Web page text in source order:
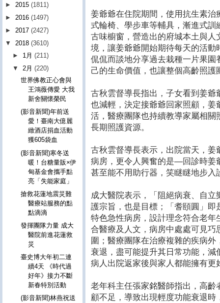
姜爺爺在住院期間，使用抗生素
式輪椅、學步車等輔具，漸進式
古味櫥窗，營造出的府城本土與
境，讓姜爺爺開始期待每天的活
侃侃而談地分享過去栽種一片果
己的生命價值，也讓整個高齡照護
古秋雲督導長指出，子女看到姜
也減輕，決定接爺爺回家照顧，
活，醫療團隊也持續教導家屬相
長期照護資源。
古秋雲督導長表示，出院當天，
病房，更令人興奮的是—回診時姜
甚至能不用助行器，笑瞇瞇地步入
成大醫院表示，「阻絕病衰、自
護宗旨，也是目標；「耆頤圓」
特色急性病房，設計理念符合老
合醫療及人文，病房中處處可見
圍；醫療團隊在治療複雜的疾病
衰退，盡可能提升其日常功能，
病人出院返家後與家人都能擁有更
老年科主任張家銘醫師指出，高
顧不足，導致出現輕度功能衰退
► 2015 (1811)
► 2016 (1497)
► 2017 (2427)
▼ 2018 (3610)
► 1月(211)
▼ 2月(220)
世界佛教正心會與
王鴻薇傳愛 大我
新舍關懷榮民
(影音新聞)年前送
愛！臺南大億麗
緻酒店捐血活動
獲605袋血
(影音新聞)寒冬送
暖！台糖量販×伊
甸基金會攜手點
亮「失能家庭」
搶救花蓮地震災難
醫療站服務的點
點滴滴
發揮團隊力量 成大
醫院前進花蓮救
災
臺史博大年初二連
續4天 《時代過
好年》接力不斷
新春特別活動
(影音新聞)林燕祝送